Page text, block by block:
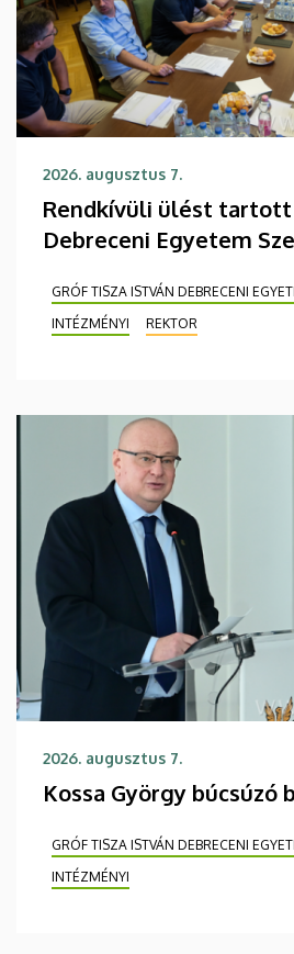
2026. augusztus 7.
Rendkívüli ülést tartott
Debreceni Egyetem
GRÓF TISZA ISTVÁN DEBRECENI
INTÉZMÉNYI
REKTOR
2026. augusztus 7.
Kossa György búcsúzó
GRÓF TISZA ISTVÁN DEBRECENI
INTÉZMÉNYI